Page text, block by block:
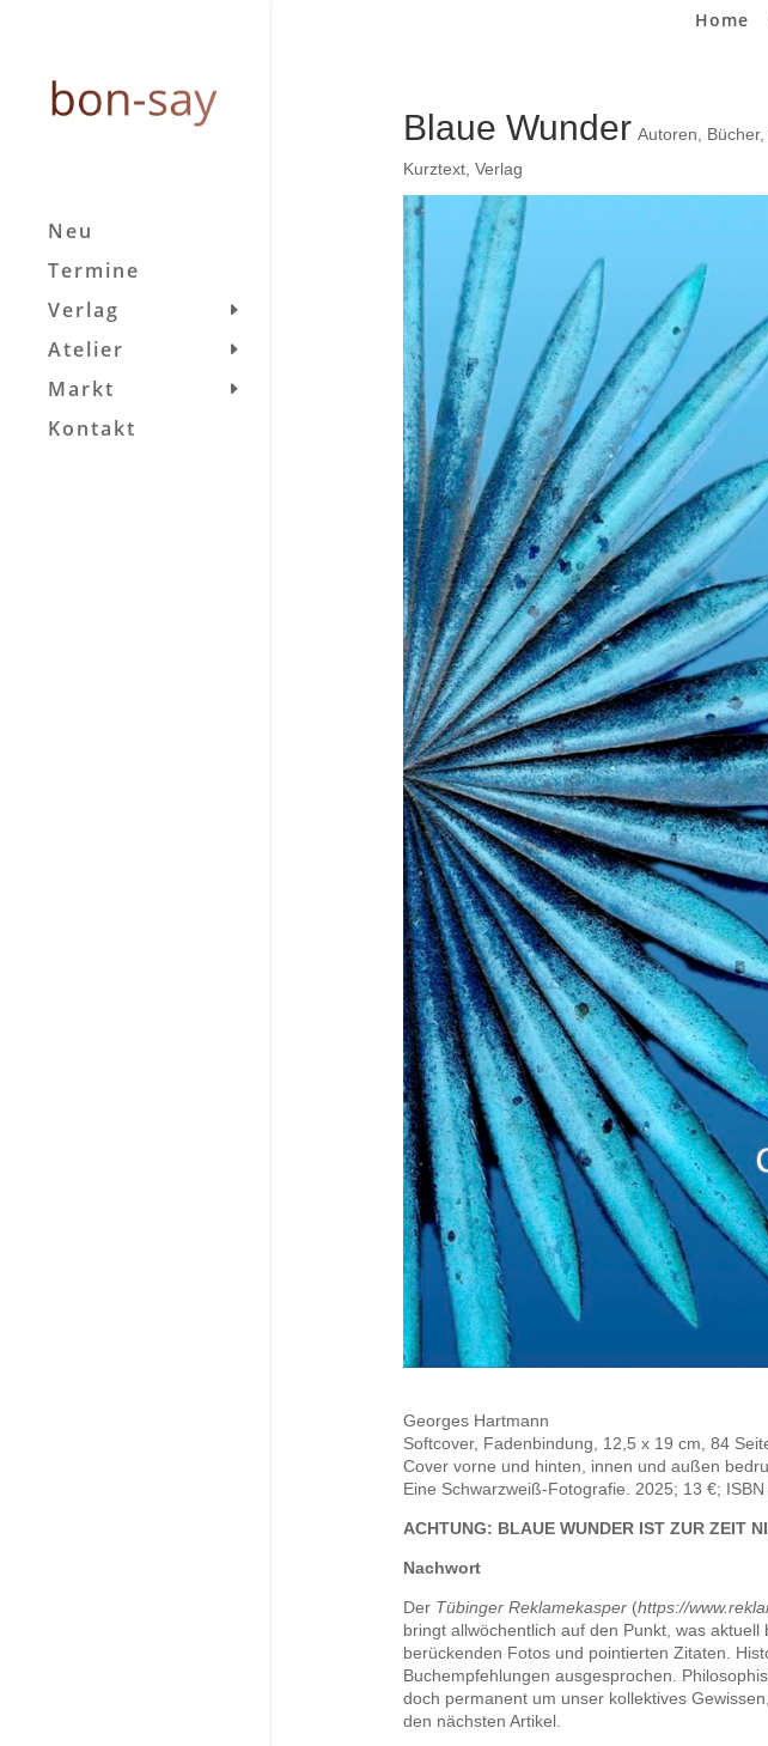
Home
Neu
Termine
Verlag
Atelier
Markt
Kontakt
Blaue Wunder Autoren Bücher,
Kurztext, Verlag
Georges Hartmann
Softcover, Fadenbindung, 12,5 x 19 cm, 84
Cover vorne und hinten, innen und außen
Eine Schwarzweiß-Fotografie. 2025; 13 €;
ACHTUNG: BLAUE WUNDER IST ZUR ZEIT
Nachwort
Der Tübinger Reklamekasper(https://
bringt allwöchentlich auf den Punkt, was
berückenden Fotos und pointierten Zitaten.
Buchempfehlungen ausgesprochen.
doch permanent um unser kollektives
den nächsten Artikel.